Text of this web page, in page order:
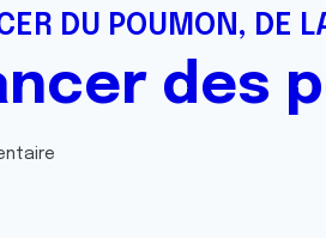
DU POUMON, DE
des